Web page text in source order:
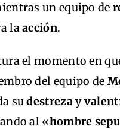
un equipo de
laacción.
el momento en
del equipo de
sudestrezay
al «hombre